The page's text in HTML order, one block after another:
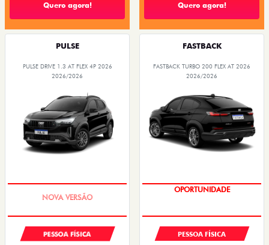
Quero agora! Quero agora!
PULSE
PULSE DRIVE 1.3 AT FLEX 4P 2026
2026/2026
PESSOA FÍSICA
FASTBACK
FASTBACK TURBO 200 FLEX AT 2026
2026/2026
OPORTUNIDADE
PESSOA FÍSICA